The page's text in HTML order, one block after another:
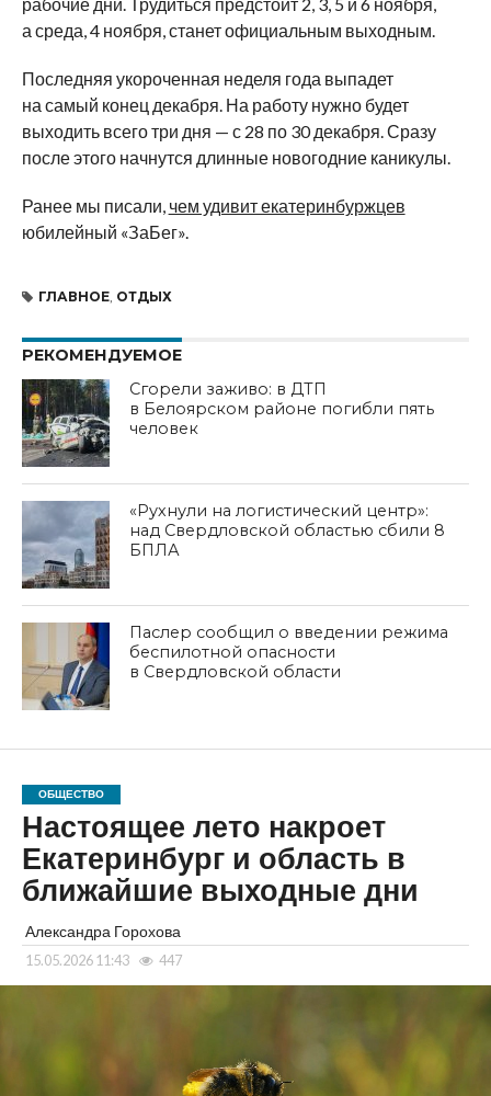
а среда, 4 ноября, станет официальным выходным.
Последняя укороченная неделя года выпадет
на самый конец декабря. На работу нужно будет
выходить всего три дня — с 28 по 30 декабря. Сразу
после этого начнутся длинные новогодние каникулы.
Ранее мы писали, чем удивит екатеринбуржцев
юбилейный «ЗаБег».
ГЛАВНОЕ, ОТДЫХ
РЕКОМЕНДУЕМОЕ
Сгорели заживо: в ДТП
в Белоярском районе погибли пять
человек
«Рухнули на логистический центр»:
над Свердловской областью сбили 8
БПЛА
Паслер сообщил о введении режима
беспилотной опасности
в Свердловской области
ОБЩЕСТВО
Настоящее лето накроет
Екатеринбург и область в
ближайшие выходные дни
Александра Горохова
15.05.2026 11:43 447